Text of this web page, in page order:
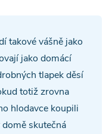
takové vášně jako
jako domácí
tlapek děsí
totiž zrovna
hlodavce koupili
skutečná